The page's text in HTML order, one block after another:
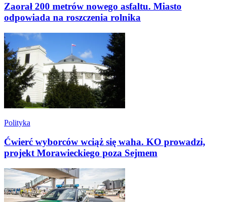
Zaorał 200 metrów nowego asfaltu. Miasto
odpowiada na roszczenia rolnika
Polityka
Ćwierć wyborców wciąż się waha. KO prowadzi,
projekt Morawieckiego poza Sejmem